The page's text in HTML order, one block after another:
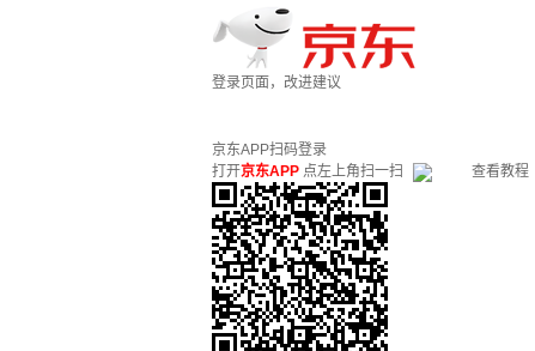
登录页面，改进建议
京东APP扫码登录
打开京东APP 点左上角扫一扫 查看教程